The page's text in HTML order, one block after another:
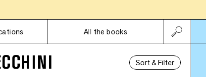
All the books
Subscriptions
Sort & Filter